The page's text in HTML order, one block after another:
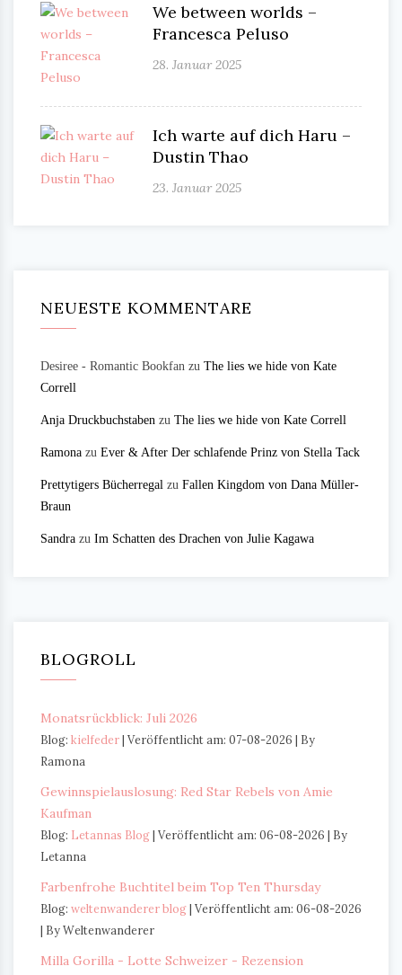
We between worlds –
Francesca Peluso
28. Januar 2025
Ich warte auf dich Haru –
Dustin Thao
23. Januar 2025
NEUESTE KOMMENTARE
Desiree - Romantic Bookfan zu The lies we hide von Kate
Correll
Anja Druckbuchstaben zu The lies we hide von Kate Correll
Ramona zu Ever & After Der schlafende Prinz von Stella Tack
Prettytigers Bücherregal zu Fallen Kingdom von Dana Müller-
Braun
Sandra zu Im Schatten des Drachen von Julie Kagawa
BLOGROLL
Monatsrückblick: Juli 2026
Blog: kielfeder Veröffentlicht am: 07-08-2026
By
Ramona
Gewinnspielauslosung: Red Star Rebels von Amie
Kaufman
Blog: Letannas Blog Veröffentlicht am: 06-08-2026
By
Letanna
Farbenfrohe Buchtitel beim Top Ten Thursday
Blog: weltenwanderer blog Veröffentlicht am: 06-08-2026
By Weltenwanderer
Milla Gorilla - Lotte Schweizer - Rezension